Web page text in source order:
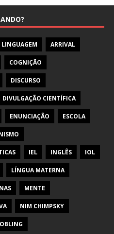
ARRIVAL
COGNIÇÃO
DISCURSO
DIVULGAÇÃO CIENTÍFICA
ENUNCIAÇÃO ESCOLA
IEL INGLÊS IOL
LÍNGUA MATERNA
MENTE
NIM CHIMPSKY
OBLING